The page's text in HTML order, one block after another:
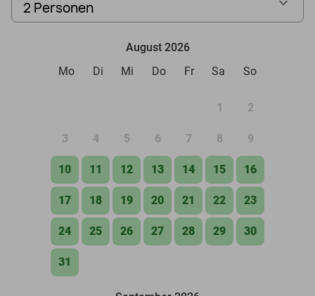
2 Personen
August 2026
Mo
Di Mi Do Fr Sa So
1 2
3 4 5 6 7 8 9
10 11 12 13 14 15 16
17 18 19 20 21 22 23
24 25 26 27 28 29 30
31